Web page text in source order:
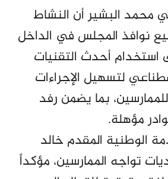
محمد البشير أن النشاط
نوافذ المجلس في الداخل
استخدام أحدث التقنيات
لتسهيل الإجراءات
بما يضمن رفد
مؤهلة.
الوطنية المقدم خالد
تواجه الممارسين، مؤكداً